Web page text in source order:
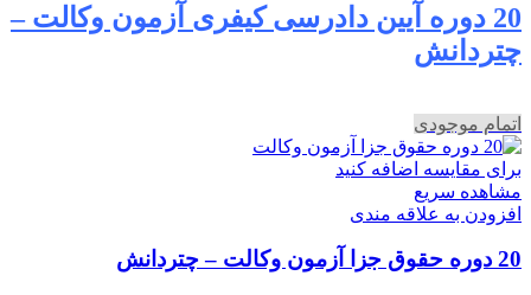
20 دوره آیین دادرسی کیفری آزمون وکالت –
چتردانش
اتمام موجودی
برای مقایسه اضافه کنید
مشاهده سریع
افزودن به علاقه مندی
20 دوره حقوق جزا آزمون وکالت – چتردانش